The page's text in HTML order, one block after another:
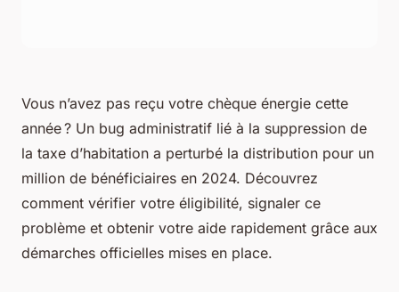
Vous n’avez pas reçu votre chèque énergie cette
année ? Un bug administratif lié à la suppression de
la taxe d’habitation a perturbé la distribution pour un
million de bénéficiaires en 2024. Découvrez
comment vérifier votre éligibilité, signaler ce
problème et obtenir votre aide rapidement grâce aux
démarches officielles mises en place.